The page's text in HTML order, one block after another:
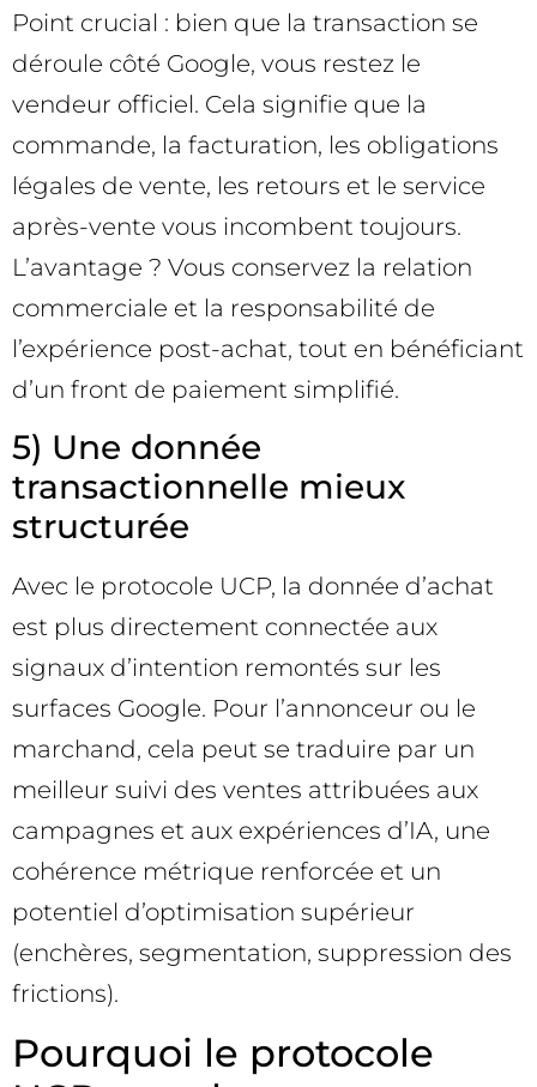
Point crucial : bien que la transaction se
déroule côté Google, vous restez le
vendeur officiel. Cela signifie que la
commande, la facturation, les obligations
légales de vente, les retours et le service
après-vente vous incombent toujours.
L’avantage ? Vous conservez la relation
commerciale et la responsabilité de
l’expérience post-achat, tout en bénéficiant
d’un front de paiement simplifié.
5) Une donnée
transactionnelle mieux
structurée
Avec le protocole UCP, la donnée d’achat
est plus directement connectée aux
signaux d’intention remontés sur les
surfaces Google. Pour l’annonceur ou le
marchand, cela peut se traduire par un
meilleur suivi des ventes attribuées aux
campagnes et aux expériences d’IA, une
cohérence métrique renforcée et un
potentiel d’optimisation supérieur
(enchères, segmentation, suppression des
frictions).
Pourquoi le protocole